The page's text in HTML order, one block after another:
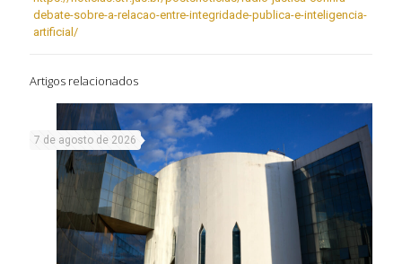
debate-sobre-a-relacao-entre-integridade-publica-e-inteligencia-
artificial/
Artigos relacionados
7 de agosto de 2026